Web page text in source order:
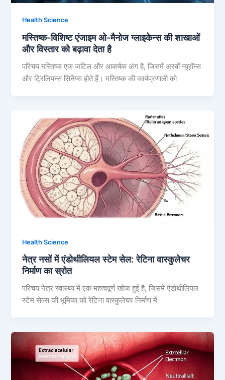
Health Science
मस्तिष्क-विशिष्ट एंजाइम ओ-मैनोज ग्लाइकेन्स की शाखाओं
और विस्तार को बढ़ावा देता है
परिचय मस्तिष्क एक जटिल और आकर्षक अंग है, जिसमें अरबों न्यूरॉन्स
और ट्रिलियन्स सिनैप्स होते हैं। मस्तिष्क की कार्यप्रणाली को
Health Science
नेत्र नसों में एंडोथीलियल स्टेम सेल: रेटिना वास्कुलेचर
निर्माण का स्रोत
परिचय नेत्र स्वास्थ्य में एक महत्वपूर्ण खोज हुई है, जिसमें एंडोथीलियल
स्टेम सेल्स की भूमिका को रेटिना वास्कुलेचर निर्माण में